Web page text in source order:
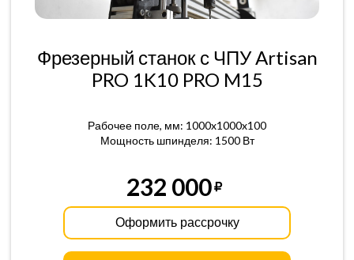
Фрезерный станок с ЧПУ Artisan
PRO 1K10 PRO M15
Рабочее поле, мм: 1000x1000x100
Мощность шпинделя: 1500 Вт
232 000
Оформить рассрочку